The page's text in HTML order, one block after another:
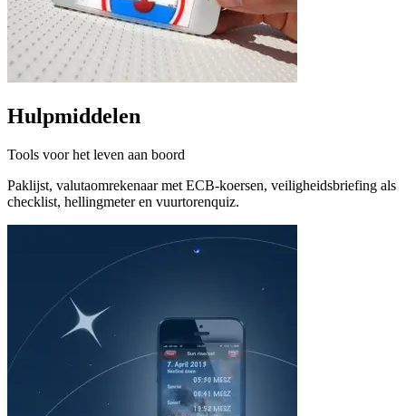
Hulpmiddelen
Tools voor het leven aan boord
Paklijst, valutaomrekenaar met ECB-koersen, veiligheidsbriefing als
checklist, hellingmeter en vuurtorenquiz.